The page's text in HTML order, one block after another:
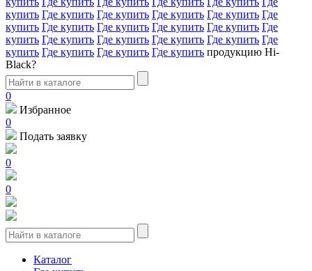
купить Где купить Где купить Где купить Где купить Где
купить Где купить Где купить Где купить Где купить Где
купить Где купить Где купить Где купить Где купить Где
купить Где купить Где купить Где купить продукцию Hi-
Black?
0
Избранное
0
Подать заявку
0
0
Каталог